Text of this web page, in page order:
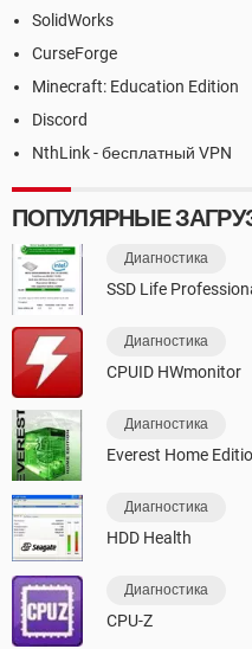
SolidWorks
CurseForge
Minecraft: Education Edition
Discord
NthLink - бесплатный VPN
ПОПУЛЯРНЫЕ
Диагностика
SSD Life
Диагностика
CPUID HWmonitor
Диагностика
Everest Home
Диагностика
HDD Health
Диагностика
CPU-Z